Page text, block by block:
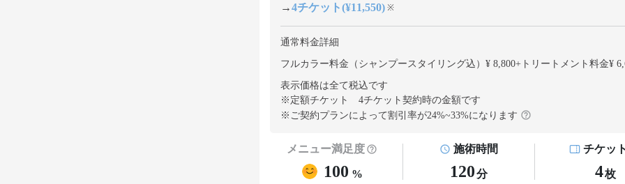
→4チケット(¥11,550) ※
通常料金詳細
フルカラー料金（シャンプースタイリング込）¥ 8,800+ トリートメント料金¥
表示価格は全て税込です
※定額チケット 4チケット契約時の金額です
※ご契約プランによって割引率が24%~33%になります
メニュー満足度
100 %
施術時間
120分
チケッ
4枚